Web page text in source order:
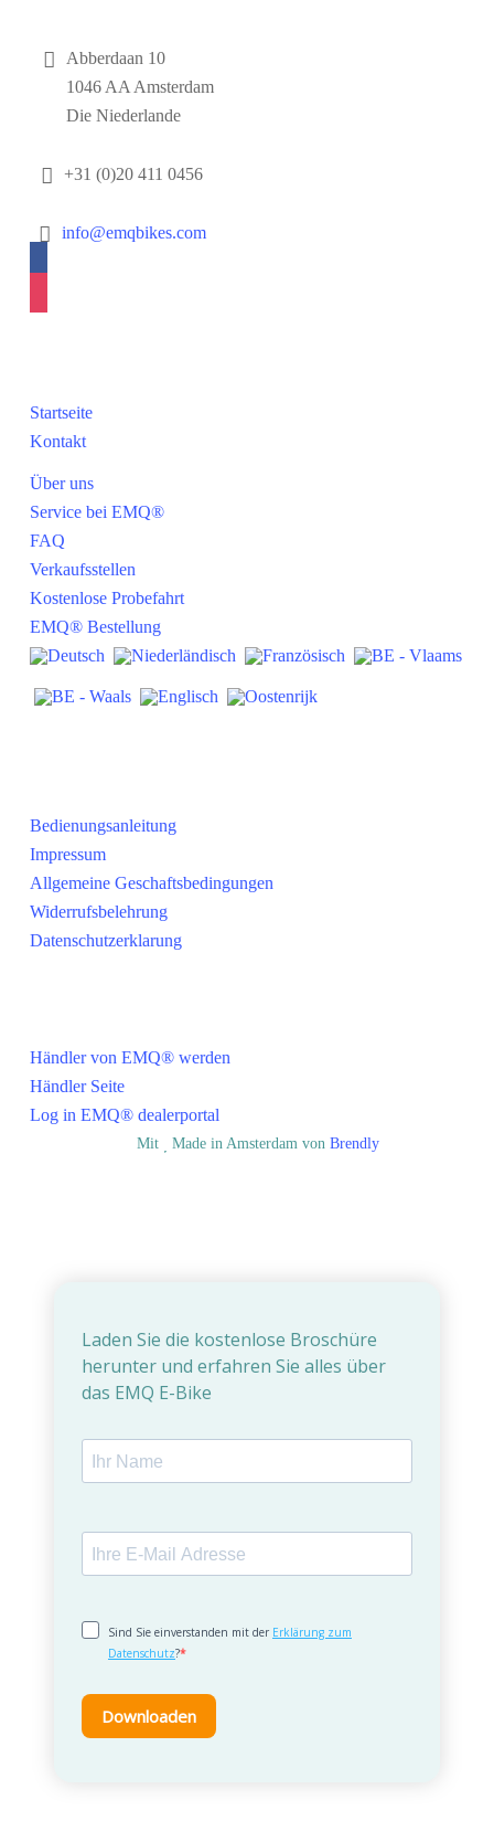
Abberdaan 10
1046 AA Amsterdam
Die Niederlande
+31 (0)20 411 0456
info@emqbikes.com
Startseite
Kontakt
Über uns
Service bei EMQ®
FAQ
Verkaufsstellen
Kostenlose Probefahrt
EMQ® Bestellung
Bedienungsanleitung
Impressum
Allgemeine Geschaftsbedingungen
Widerrufsbelehrung
Datenschutzerklarung
Händler von EMQ® werden
Händler Seite
Log in EMQ® dealerportal
Mit Made in Amsterdam von Brendly